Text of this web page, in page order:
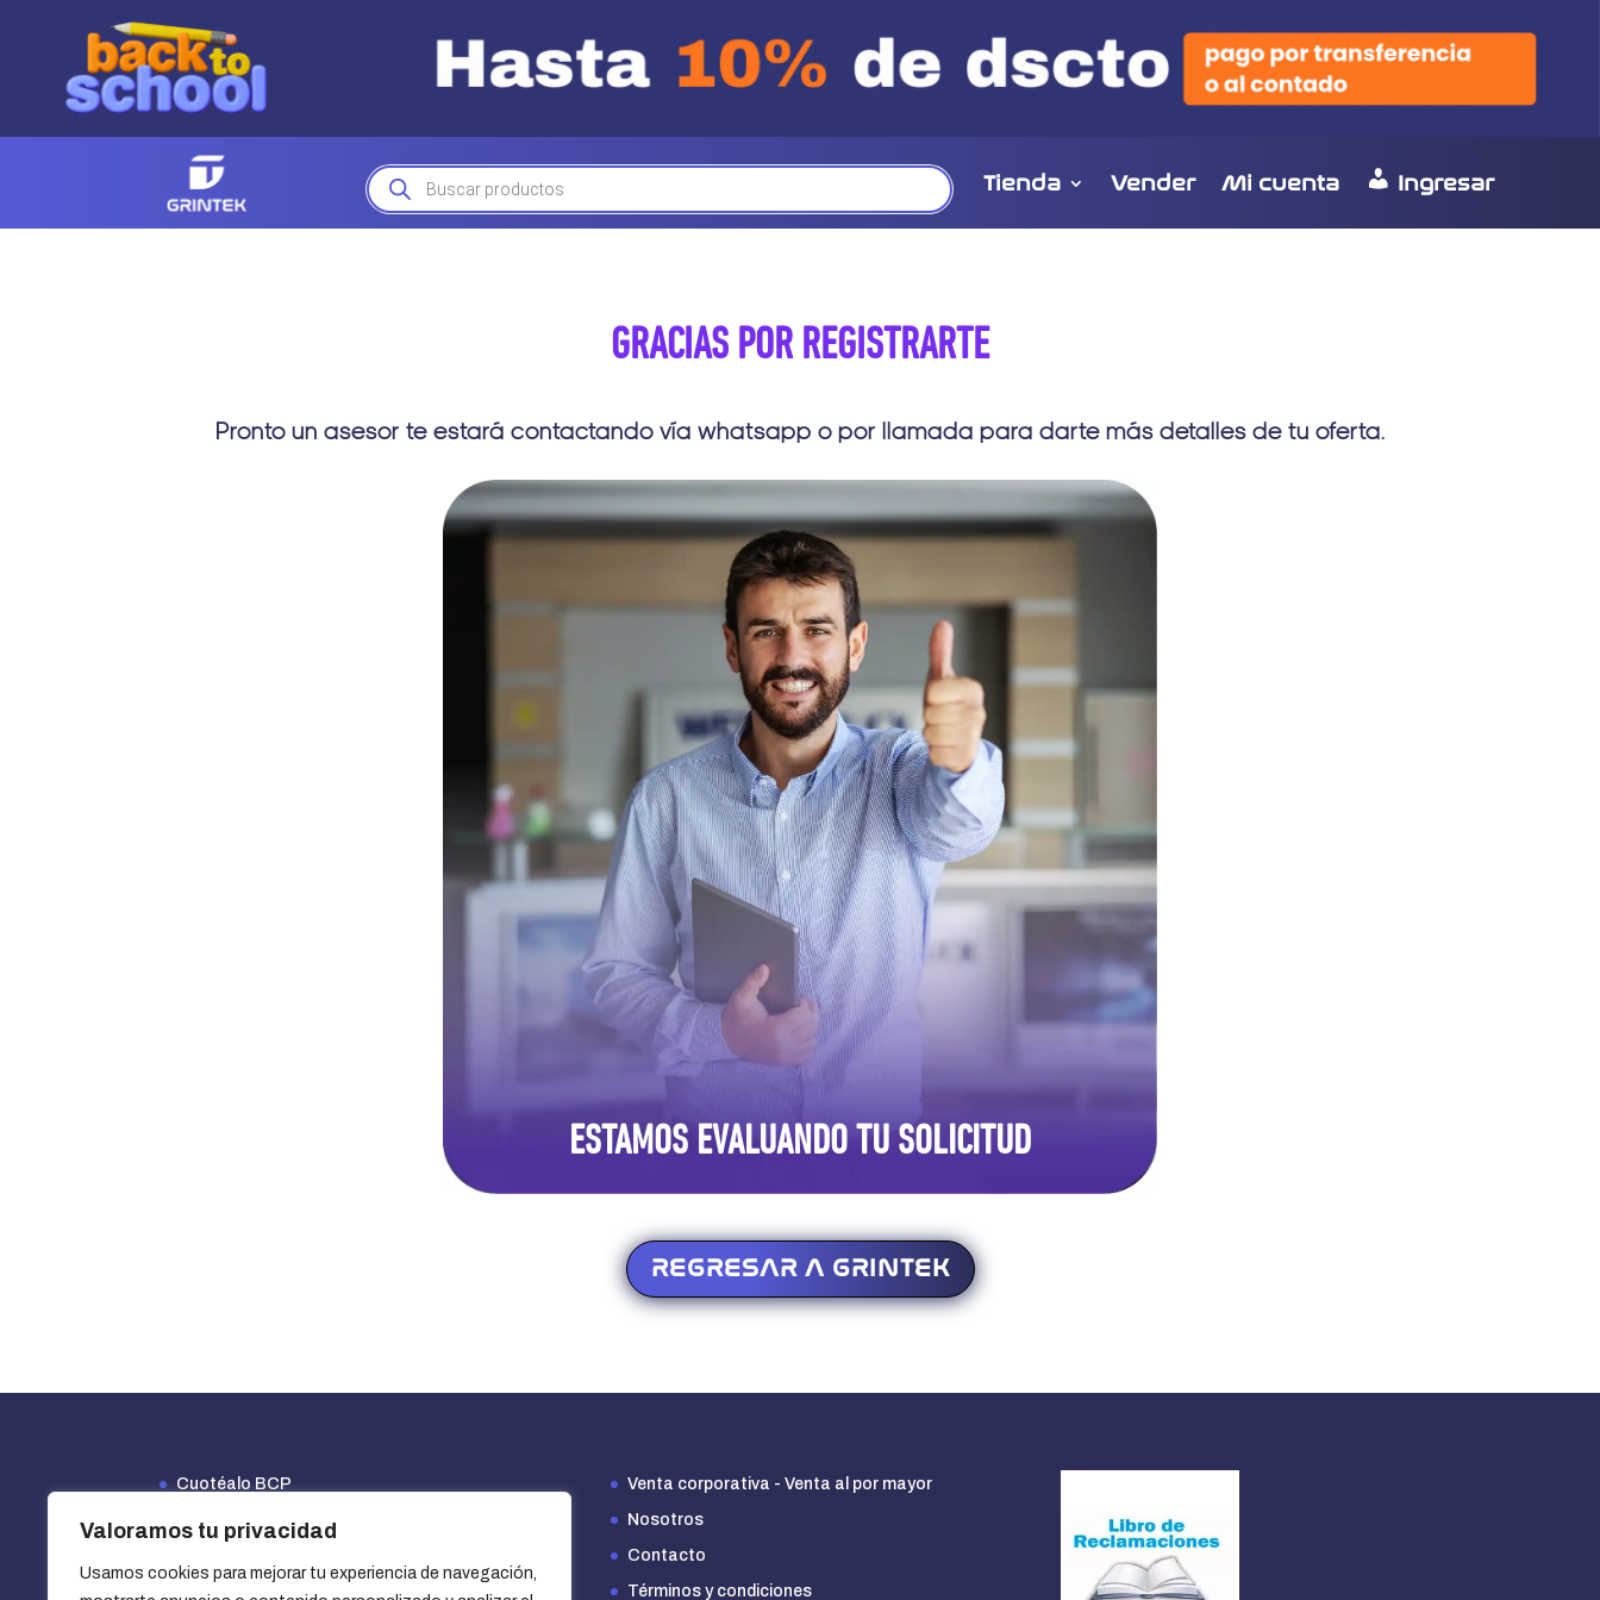
Valoramos tu privacidad
Usamos cookies para mejorar tu experiencia de navegación,
Búsqueda
de
productos
Tienda Vender Mi cuenta Ingresar
GRACIAS POR REGISTRARTE
Pronto un asesor te estará contactando vía whatsapp o por llamada para darte más detalles de tu oferta.
ESTAMOS EVALUANDO TU SOLICITUD
REGRESAR A GRINTEK
Cuotéalo BCP
Financiamiento Efectiva
¿Cómo usar un cupón?
Venta corporativa - Venta al por mayor
Nosotros
Contacto
Términos y condiciones